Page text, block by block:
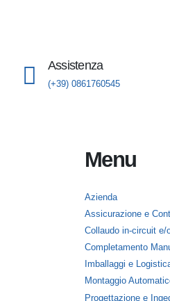
Assistenza
(+39) 0861760545
Menu
Azienda
Assicurazione e
Collaudo in-circuit e/
Completamento
Imballaggi e
Montaggio
Progettazione e